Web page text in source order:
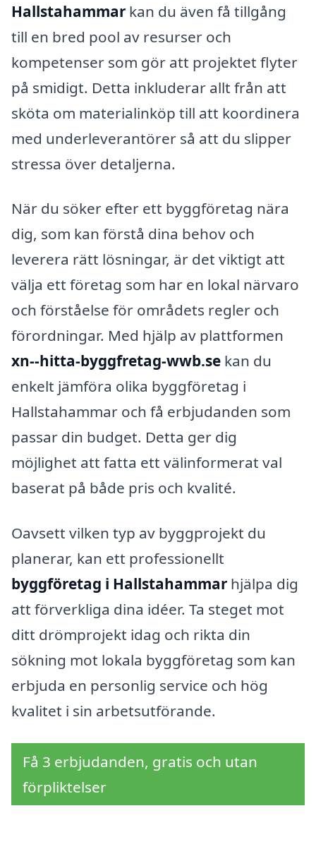
Hallstahammar kan du även få tillgång
till en bred pool av resurser och
kompetenser som gör att projektet flyter
på smidigt. Detta inkluderar allt från att
sköta om materialinköp till att koordinera
med underleverantörer så att du slipper
stressa över detaljerna.
När du söker efter ett byggföretag nära
dig, som kan förstå dina behov och
leverera rätt lösningar, är det viktigt att
välja ett företag som har en lokal närvaro
och förståelse för områdets regler och
förordningar. Med hjälp av plattformen
xn--hitta-byggfretag-wwb.se kan du
enkelt jämföra olika byggföretag i
Hallstahammar och få erbjudanden som
passar din budget. Detta ger dig
möjlighet att fatta ett välinformerat val
baserat på både pris och kvalité.
Oavsett vilken typ av byggprojekt du
planerar, kan ett professionellt
byggföretag i Hallstahammar hjälpa dig
att förverkliga dina idéer. Ta steget mot
ditt drömprojekt idag och rikta din
sökning mot lokala byggföretag som kan
erbjuda en personlig service och hög
kvalitet i sin arbetsutförande.
Få 3 erbjudanden, gratis och utan
förpliktelser